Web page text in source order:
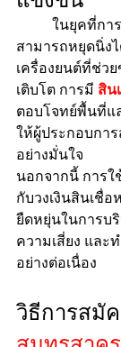
สามารถหยุดนิ่ง
เครื่องยนต์ที่ช่ว
เติบโต การมี สิน
ตอบโจทย์พื้นที่แ
ให้ผู้ประกอบกา
อย่างมั่นใจ
นอกจากนี้ การใ
กับวงเงินสินเชื่อ
ยืดหยุ่นในการบ
ความเสี่ยง และ
อย่างต่อเนื่อง
วิธีการสมั